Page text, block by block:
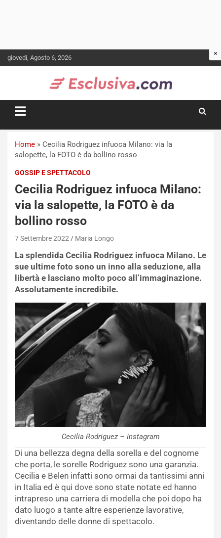
Skip
to
giovedì, Agosto 6, 2026
Home » Cecilia Rodriguez infuoca Milano: via la
salopette, la FOTO è da bollino rosso
GOSSIP E SPETTACOLO
Cecilia Rodriguez infuoca Milano:
via la salopette, la FOTO è da
bollino rosso
7 Settembre 2022 Maria Longo
La splendida Cecilia Rodriguez infuoca Milano. Le
sue ultime foto sono un inno alla seduzione, alla
libertà e lasciano molto poco all’immaginazione.
Assolutamente incredibile.
Cecilia Rodriguez – Instagram
Di una bellezza degna della sorella e del cognome
che porta, le sorelle Rodriguez sono una garanzia.
Cecilia e Belen infatti sono ormai da tantissimi anni
in Italia ed è qui dove sono state notate ed hanno
intrapreso una carriera di modella che poi dopo ha
dato luogo a tante altre esperienze lavorative,
diventando delle donne di spettacolo.